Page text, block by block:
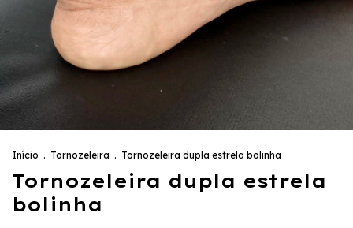
Início . Tornozeleira . Tornozeleira dupla estrela bolinha
Tornozeleira dupla estrela
bolinha